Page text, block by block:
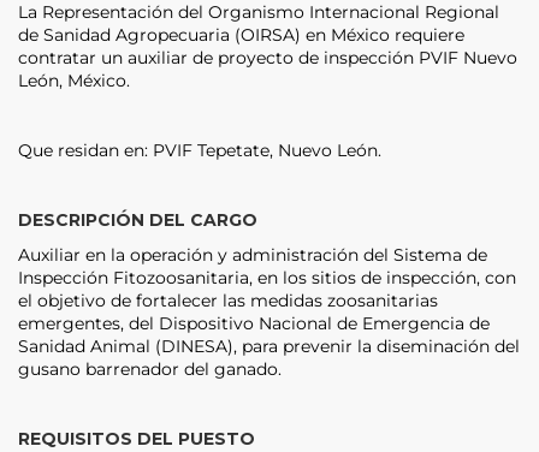
La Representación del Organismo Internacional Regional
de Sanidad Agropecuaria (OIRSA) en México requiere
contratar un auxiliar de proyecto de inspección PVIF Nuevo
León, México.
Que residan en: PVIF Tepetate, Nuevo León.
DESCRIPCIÓN DEL CARGO
Auxiliar en la operación y administración del Sistema de
Inspección Fitozoosanitaria, en los sitios de inspección, con
el objetivo de fortalecer las medidas zoosanitarias
emergentes, del Dispositivo Nacional de Emergencia de
Sanidad Animal (DINESA), para prevenir la diseminación del
gusano barrenador del ganado.
REQUISITOS DEL PUESTO